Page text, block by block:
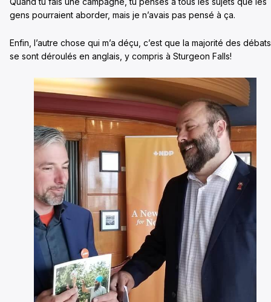
gens pourraient aborder, mais je n’avais pas pensé à ça.
Enfin, l’autre chose qui m’a déçu, c’est que la majorité des débats
se sont déroulés en anglais, y compris à Sturgeon Falls!